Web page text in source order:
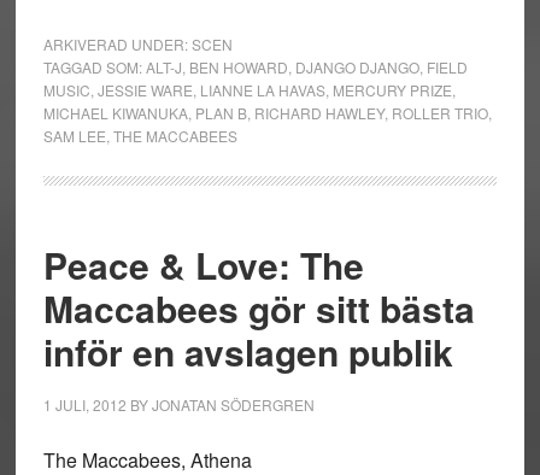
ARKIVERAD UNDER:SCEN
TAGGAD SOM:ALT-J BEN HOWARD DJANGO DJANGO, FIELD
MUSIC JESSIE WARE LIANNE LA HAVAS, MERCURY PRIZE
MICHAEL KIWANUKA, PLAN B, RICHARD HAWLEY, ROLLER TRIO,
SAM LEE THE MACCABEES
Peace & Love: The
Maccabees gör sitt bästa
inför en avslagen publik
1 JULI, 2012 BYJONATAN SÖDERGREN
The Maccabees, Athena